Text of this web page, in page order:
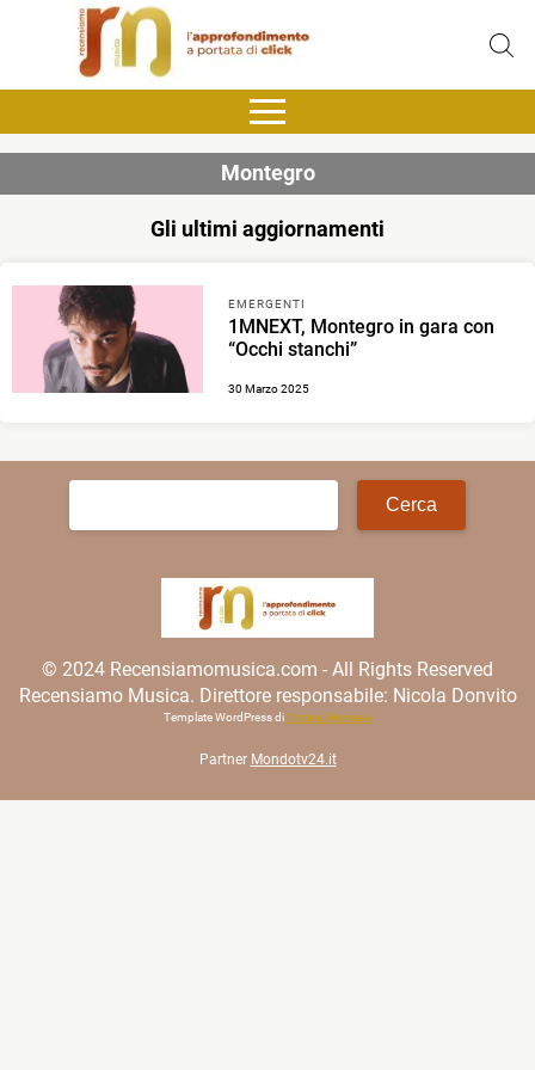
Montegro
Gli ultimi aggiornamenti
EMERGENTI
1MNEXT, Montegro in gara con
“Occhi stanchi”
30 Marzo 2025
Ricerca
© 2024 Recensiamomusica.com - All Rights Reserved
Recensiamo Musica. Direttore responsabile: Nicola Donvito
Template WordPress di Matteo Morreale
Partner Mondotv24.it